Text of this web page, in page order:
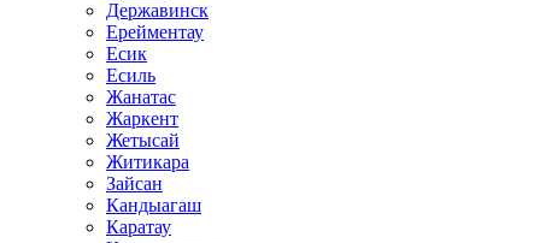
Державинск
Ерейментау
Есик
Есиль
Жанатас
Жаркент
Жетысай
Житикара
Зайсан
Кандыагаш
Каратау